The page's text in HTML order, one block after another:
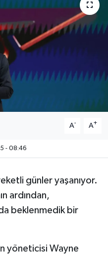
A- A+
- 08:46
günler yaşanıyor.
ardından,
beklenmedik bir
yöneticisi Wayne